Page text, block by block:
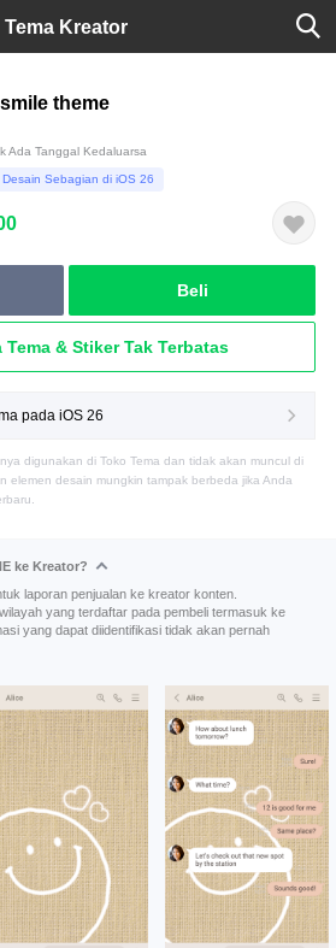
Tema Kreator
theme
Ada Tanggal Kedaluarsa
Sebagian di iOS 26
Beli
& Stiker Tak Terbatas
pada iOS 26
digunakan di Toko Tema dan tidak akan muncul di
elemen desain mungkin tampak berbeda jika Anda
ke Kreator?
laporan penjualan ke kreator konten.
yang terdaftar pada pembeli termasuk ke
yang dapat diidentifikasi tidak akan pernah